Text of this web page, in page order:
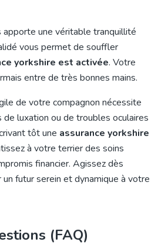
apporte une véritable tranquillité
vous permet de souffler
yorkshire est activée. Votre
entre de très bonnes mains.
de votre compagnon nécessite
de luxation ou de troubles oculaires
tôt une assurance yorkshire
à votre terrier des soins
financier. Agissez dès
futur serein et dynamique à votre
(FAQ)